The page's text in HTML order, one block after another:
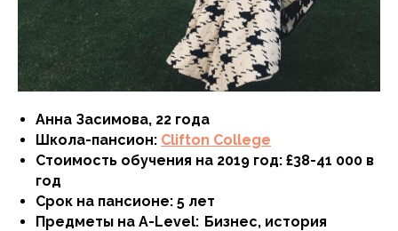
Анна Засимова, 22 года
Школа-пансион: Clifton College
Стоимость обучения на 2019 год: £38-41 000 в
год
Срок на пансионе: 5 лет
Предметы на A-Level: Бизнес, история